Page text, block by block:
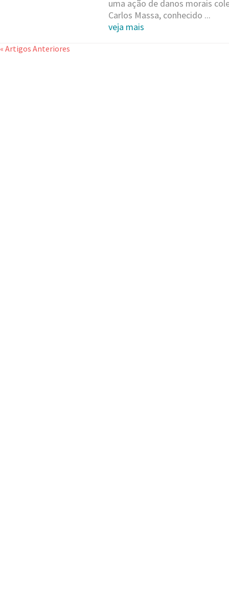
uma ação de danos morais
Carlos Massa, conhecido ...
veja mais
« Artigos Anteriores